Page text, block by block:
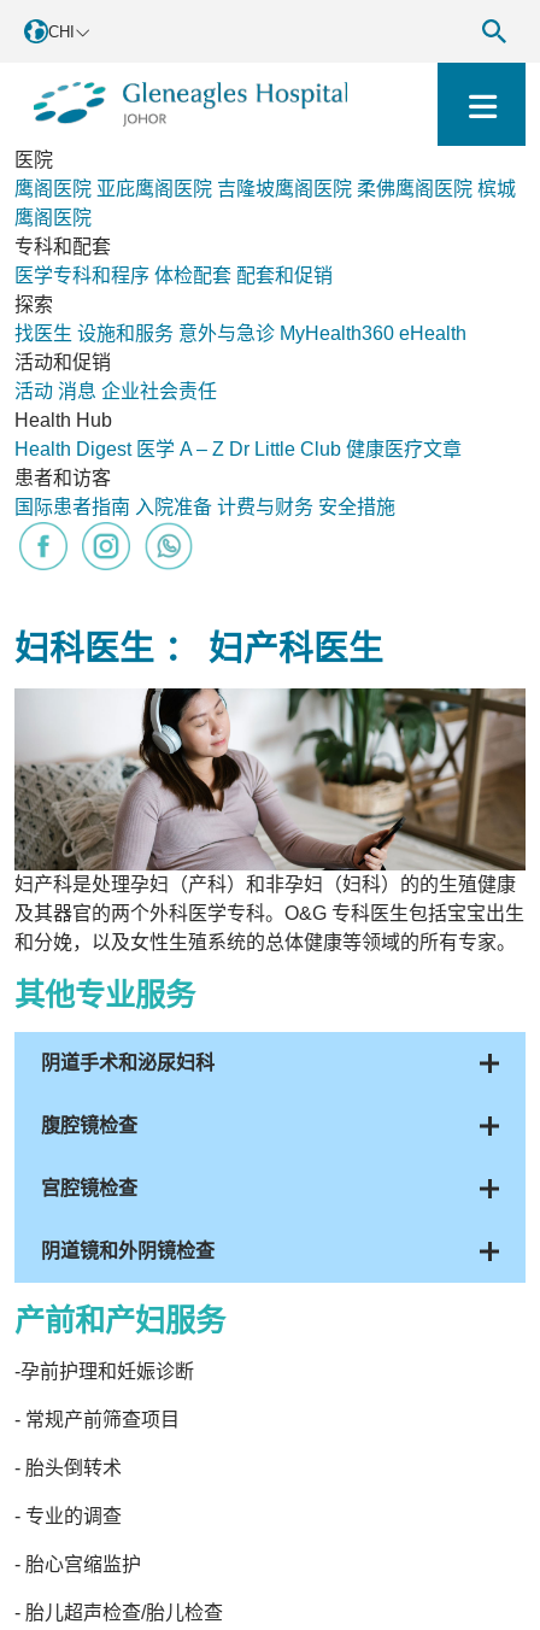
CHI
医院
鹰阁医院 亚庇鹰阁医院 吉隆坡鹰阁医院 柔佛鹰阁医院 槟城
鹰阁医院
专科和配套
医学专科和程序 体检配套 配套和促销
探索
找医生 设施和服务 意外与急诊 MyHealth360 eHealth
活动和促销
活动 消息 企业社会责任
Health Hub
Health Digest 医学 A – Z Dr Little Club 健康医疗文章
患者和访客
国际患者指南 入院准备 计费与财务 安全措施
妇科医生 ： 妇产科医生
妇产科是处理孕妇（产科）和非孕妇（妇科）的的生殖健康
及其器官的两个外科医学专科。O&G 专科医生包括宝宝出生
和分娩，以及女性生殖系统的总体健康等领域的所有专家。
其他专业服务
阴道手术和泌尿妇科
腹腔镜检查
宫腔镜检查
阴道镜和外阴镜检查
产前和产妇服务
-孕前护理和妊娠诊断
- 常规产前筛查项目
- 胎头倒转术
- 专业的调查
- 胎心宫缩监护
- 胎儿超声检查/胎儿检查